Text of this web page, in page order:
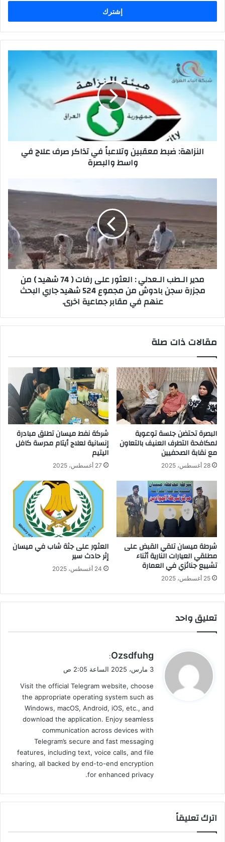
النزاهة:
معقبين
تذاكر
في
واسطالنزاهة: ضبط معقبين وتلاعباً في تذاكر صرف علاج في
واسط والبصرة
الـعدلي
العثور
على
رفات
74
شهيد
سجن
من
شهيد
جاري
البحث
عنهم
في
مقابر
جماعية
اخرى.
مدير الـطب الـعدلي : العثور على رفات ( 74 شهيد ) من
مجزرة سجن بادوش من مجموع 524 شهيد جاري البحث
عنهم في مقابر جماعية اخرى.
مقالات ذات صلة
البصرة تحتضن جلسة توعوية
لمكافحة التطرف العنيف بالتعاون
مع نقابة الصحفيين
28 أغسطس، 2025
شركة نفط ميسان تطلق مبادرة
إنسانية لعلاج أيتام مدرسة كافل
اليتيم
27 أغسطس، 2025
شرطة ميسان تلقي القبض على
مطلقي العيارات النارية أثناء
تشييع جنائزي في العمارة
25 أغسطس، 2025
العثور على جثة شاب في ميسان
إثر حادث سير
24 أغسطس، 2025
تعليق واحد
ي
ق
ل
Ozsdfuhg
:
3 مارس، 2025 الساعة 2:05 ص
Visit the official Telegram website, choose
the appropriate operating system such as
Windows, macOS, Android, iOS, etc., and
download the application. Enjoy seamless
communication across devices with
Telegram’s secure and fast messaging
features, including text, voice calls, and file
sharing, all backed by end-to-end encryption
for enhanced privacy.
اترك تعليقاً